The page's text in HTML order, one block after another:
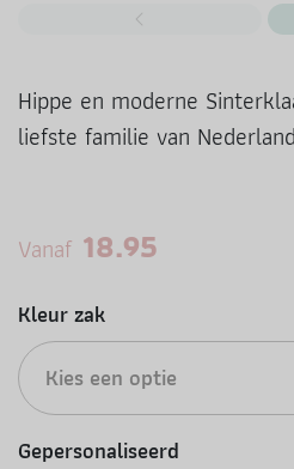
Hippe en moderne
liefste familie van
Vanaf 18.95
Kleur zak
Kies een optie
Gepersonaliseerd